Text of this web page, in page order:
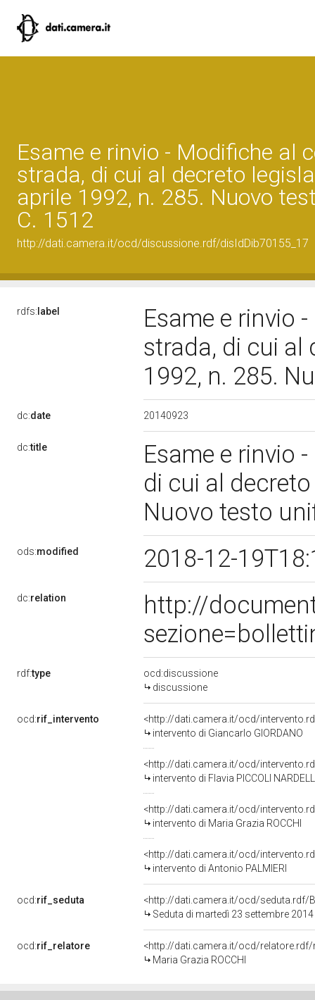
Esame e rinvio - Modifiche al
strada, di cui al decreto
aprile 1992, n. 285. Nuovo
C. 1512
http://dati.camera.it/ocd/discussione.rdf/disIdDib70155_17
rdfs: label
Esame e rinvio
strada, di cui al
1992, n. 285.
dc:date 20140923
dc:title
Esame e rinvio
di cui al
Nuovo testo
ods:modified 2018-12-
dc:relation
http://
rdf:type
ocd:discussione
discussione
ocd:rif_intervento
<http://dati.camera.it/ocd/
intervento di Giancarlo GIORDANO
<http://dati.camera.it/ocd/
intervento di Flavia PICCOLI
<http://dati.camera.it/ocd/
intervento di Maria Grazia ROCCHI
<http://dati.camera.it/ocd/
intervento di Antonio PALMIERI
ocd:rif_seduta
<http://dati.camera.it/ocd/seduta.rdf/
Seduta di martedì 23 settembre 2014
ocd:rif_relatore
<http://dati.camera.it/ocd/relatore.rdf/
Maria Grazia ROCCHI